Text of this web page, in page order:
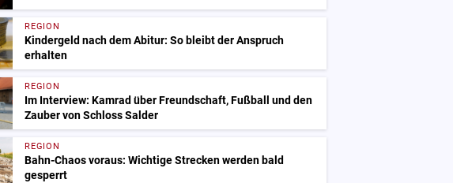
REGION
Kindergeld nach dem Abitur: So bleibt der Anspruch
erhalten
REGION
Im Interview: Kamrad über Freundschaft, Fußball und den
Zauber von Schloss Salder
REGION
Bahn-Chaos voraus: Wichtige Strecken werden bald
gesperrt